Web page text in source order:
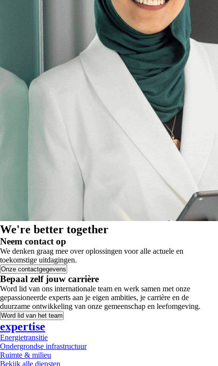
We're better together
Neem contact op
We denken graag mee over oplossingen voor alle actuele en
toekomstige uitdagingen.
Onze contactgegevens
Bepaal zelf jouw carrière
Word lid van ons internationale team en werk samen met onze
gepassioneerde experts aan je eigen ambities, je carrière en de
duurzame ontwikkeling van onze gemeenschap en leefomgeving.
Word lid van het team
expertise
Energietransitie
Ondergrondse infrastructuur
Ruimte & milieu
Bekijk alle diensten